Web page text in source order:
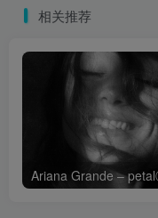
相关推荐